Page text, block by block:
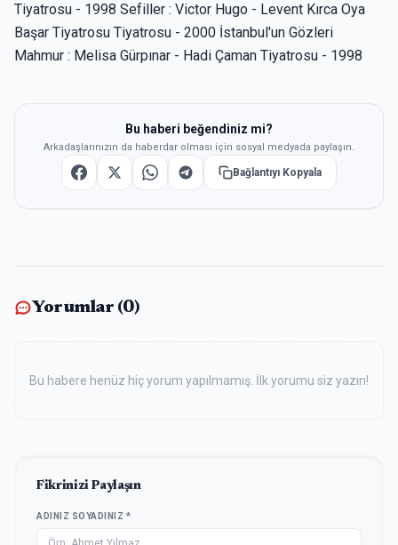
Tiyatrosu - 1998 Sefiller : Victor Hugo - Levent Kırca Oya
Başar Tiyatrosu Tiyatrosu - 2000 İstanbul'un Gözleri
Mahmur : Melisa Gürpınar - Hadi Çaman Tiyatrosu - 1998
Bu haberi beğendiniz mi?
Arkadaşlarınızın da haberdar olması için sosyal medyada paylaşın.
Bağlantıyı Kopyala
Yorumlar (0)
Bu habere henüz hiç yorum yapılmamış. İlk yorumu siz yazın!
Fikrinizi Paylaşın
ADINIZ SOYADINIZ *